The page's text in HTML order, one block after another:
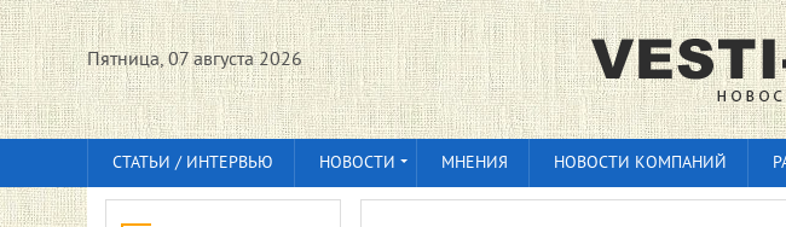
Пятница, 07 августа 2026
СТАТЬИ / ИНТЕРВЬЮ НОВОСТИ МНЕНИЯ НОВОСТИ КОМПАНИЙ